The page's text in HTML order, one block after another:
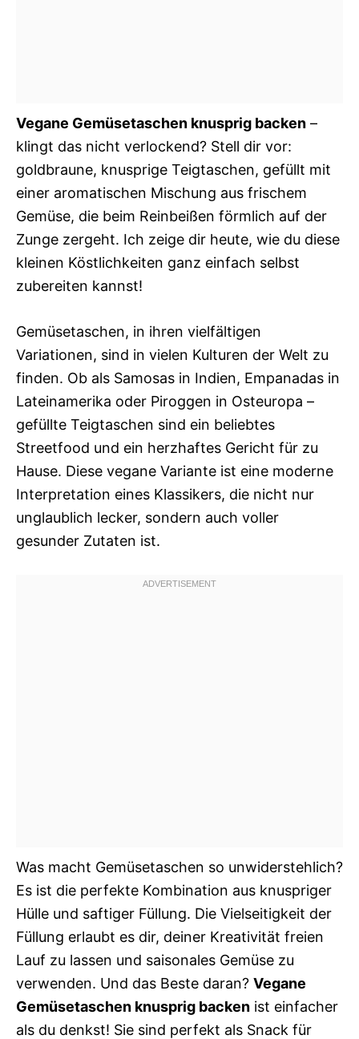
Vegane Gemüsetaschen knusprig backen –
klingt das nicht verlockend? Stell dir vor:
goldbraune, knusprige Teigtaschen, gefüllt mit
einer aromatischen Mischung aus frischem
Gemüse, die beim Reinbeißen förmlich auf der
Zunge zergeht. Ich zeige dir heute, wie du diese
kleinen Köstlichkeiten ganz einfach selbst
zubereiten kannst!
Gemüsetaschen, in ihren vielfältigen
Variationen, sind in vielen Kulturen der Welt zu
finden. Ob als Samosas in Indien, Empanadas in
Lateinamerika oder Piroggen in Osteuropa –
gefüllte Teigtaschen sind ein beliebtes
Streetfood und ein herzhaftes Gericht für zu
Hause. Diese vegane Variante ist eine moderne
Interpretation eines Klassikers, die nicht nur
unglaublich lecker, sondern auch voller
gesunder Zutaten ist.
Was macht Gemüsetaschen so unwiderstehlich?
Es ist die perfekte Kombination aus knuspriger
Hülle und saftiger Füllung. Die Vielseitigkeit der
Füllung erlaubt es dir, deiner Kreativität freien
Lauf zu lassen und saisonales Gemüse zu
verwenden. Und das Beste daran? Vegane
Gemüsetaschen knusprig backen ist einfacher
als du denkst! Sie sind perfekt als Snack für